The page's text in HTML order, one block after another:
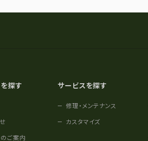
探す
ご案内
サービスを探す
修理・メンテナンス
カスタマイズ